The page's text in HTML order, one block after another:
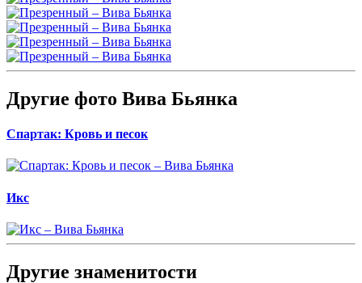
Другие фото Вива Бьянка
Спартак: Кровь и песок
Икс
Другие знаменитости